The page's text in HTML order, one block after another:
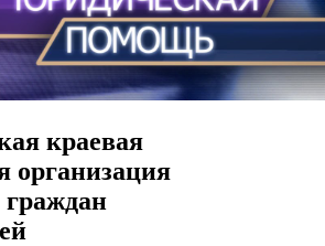
краевая
организация